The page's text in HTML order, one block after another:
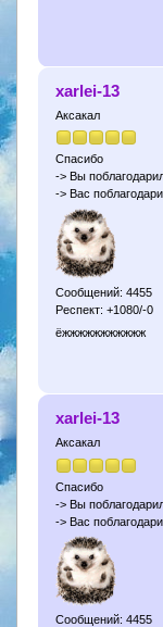
xarlei-13
Аксакал
Спасибо
-> Вы
-> Вас
Сообщений: 4455
Респект: +1080/-0
ёжжжжжжжжжжж
xarlei-13
Аксакал
Спасибо
-> Вы
-> Вас
Сообщений: 4455